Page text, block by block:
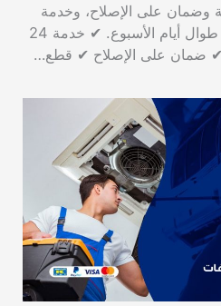
وضمان على الإصلاح، وخدمة
منزلية على مدار 24 ساعة طوال أيام الأسبوع. ✔ خدمة 24
ضمان على الإصلاح ✔ قطع…